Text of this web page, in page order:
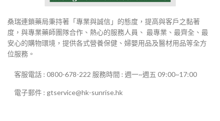
桑瑞連鎖藥局秉持著「專業與誠信」的態度，提高與客戶之黏著
度，與專業藥師團隊合作、熱心的服務人員、 最專業、最齊全、最
安心的購物環境，提供各式營養保健、婦嬰用品及醫材用品等全方
位服務。
客服電話 : 0800-678-222 服務時間 : 週一~週五 09:00~17:00
電子郵件 : gtservice@hk-sunrise.hk